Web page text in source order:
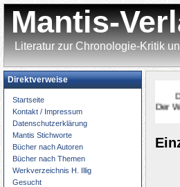
Mantis-
Literatur zur Chronologie-Kritik
Die
Der
Direktverweise
Startseite
Kontakt / Impressum
Datenschutzerklärung
Mantis Stichworte
Bücher nach Autoren
Bücher nach Themen
Werkverzeichnis H. Illig
Gesucht